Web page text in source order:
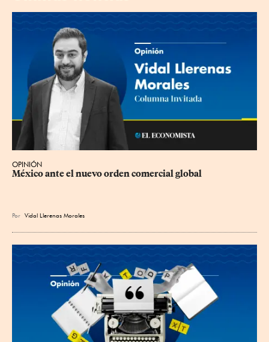
OPINIÓN
México ante el nuevo orden comercial global
Por Vidal Llerenas Morales